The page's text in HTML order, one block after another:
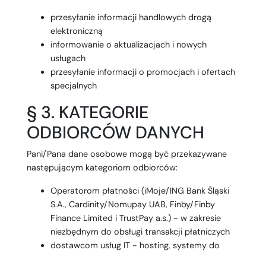
przesyłanie informacji handlowych drogą
elektroniczną
informowanie o aktualizacjach i nowych
usługach
przesyłanie informacji o promocjach i ofertach
specjalnych
§ 3. KATEGORIE
ODBIORCÓW DANYCH
Pani/Pana dane osobowe mogą być przekazywane
następującym kategoriom odbiorców:
Operatorom płatności (iMoje/ING Bank Śląski
S.A., Cardinity/Nomupay UAB, Finby/Finby
Finance Limited i TrustPay a.s.) - w zakresie
niezbędnym do obsługi transakcji płatniczych
dostawcom usług IT - hosting, systemy do